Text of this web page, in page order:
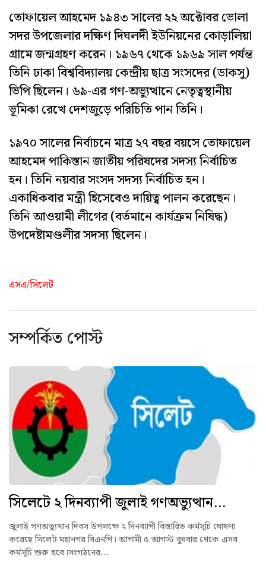
তোফায়েল আহমেদ ১৯৪৩ সালের ২২ অক্টোবর ভোলা
সদর উপজেলার দক্ষিণ দিঘলদী ইউনিয়নের কোড়ালিয়া
গ্রামে জন্মগ্রহণ করেন। ১৯৬৭ থেকে ১৯৬৯ সাল পর্যন্ত
তিনি ঢাকা বিশ্ববিদ্যালয় কেন্দ্রীয় ছাত্র সংসদের (ডাকসু)
ভিপি ছিলেন। ৬৯-এর গণ-অভ্যুত্থানে নেতৃত্বস্থানীয়
ভূমিকা রেখে দেশজুড়ে পরিচিতি পান তিনি।
১৯৭০ সালের নির্বাচনে মাত্র ২৭ বছর বয়সে তোফায়েল
আহমেদ পাকিস্তান জাতীয় পরিষদের সদস্য নির্বাচিত
হন। তিনি নয়বার সংসদ সদস্য নির্বাচিত হন।
একাধিকবার মন্ত্রী হিসেবেও দায়িত্ব পালন করেছেন।
তিনি আওয়ামী লীগের (বর্তমানে কার্যক্রম নিষিদ্ধ)
উপদেষ্টামণ্ডলীর সদস্য ছিলেন।
এসএ/সিলেট
সম্পর্কিত পোস্ট
সিলেটে ২ দিনব্যাপী জুলাই গণঅভ্যুত্থান...
জুলাই গণঅভ্যুত্থান দিবস উপলক্ষে ২ দিনব্যাপী বিস্তারিত কর্মসূচি ঘোষণা
করেছে সিলেট মহানগর বিএনপি। আগামী ৫ আগস্ট বুধবার থেকে এসব
কর্মসূচি শুরু হবে।সংগঠনের...